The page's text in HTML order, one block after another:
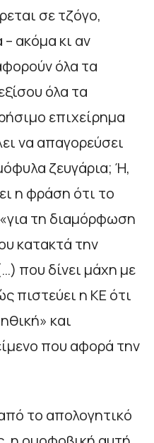
σε τζόγο,
ακόμα κι αν
όλα τα
όλα τα
επιχείρημα
να απαγορεύσει
ζευγάρια; Ή,
η φράση ότι το
τη διαμόρφωση
κατακτά την
που δίνει μάχη με
πιστεύει η ΚΕ ότι
και
που αφορά την
το απολογητικό